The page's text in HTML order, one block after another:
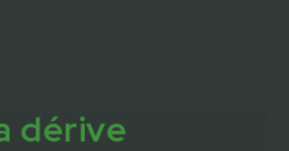
dérive